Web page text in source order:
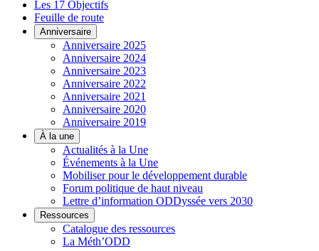
Les 17 Objectifs
Feuille de route
Anniversaire
Anniversaire 2025
Anniversaire 2024
Anniversaire 2023
Anniversaire 2022
Anniversaire 2021
Anniversaire 2020
Anniversaire 2019
À la une
Actualités à la Une
Événements à la Une
Mobiliser pour le développement durable
Forum politique de haut niveau
Lettre d’information ODDyssée vers 2030
Ressources
Catalogue des ressources
La Méth’ODD